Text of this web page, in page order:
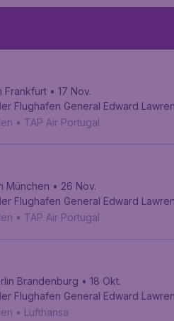
Frankfurt • 17 Nov.
Flughafen General Edward
• TAP Air Portugal
München • 26 Nov.
Flughafen General Edward
• TAP Air Portugal
Brandenburg • 18 Okt.
Flughafen General Edward
• Lufthansa